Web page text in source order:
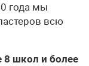
года мы
всю
8 школ и более